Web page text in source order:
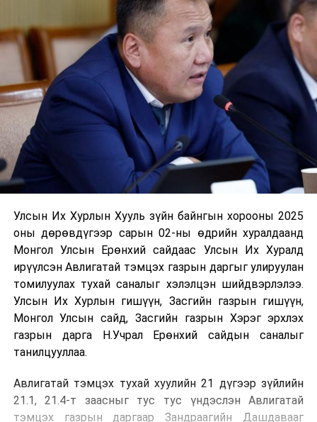
Улсын Их Хурлын Хууль зүйн байнгын хорооны 2025
оны дөрөвдүгээр сарын 02-ны өдрийн хуралдаанд
Монгол Улсын Ерөнхий сайдаас Улсын Их Хуралд
ирүүлсэн Авлигатай тэмцэх газрын даргыг улируулан
томилуулах тухай саналыг хэлэлцэн шийдвэрлэлээ.
Улсын Их Хурлын гишүүн, Засгийн газрын гишүүн,
Монгол Улсын сайд, Засгийн газрын Хэрэг эрхлэх
газрын дарга Н.Учрал Ерөнхий сайдын саналыг
танилцууллаа.
Авлигатай тэмцэх тухай хуулийн 21 дүгээр зүйлийн
21.1, 21.4-т заасныг тус тус үндэслэн Авлигатай
тэмцэх газрын даргаар Зандраагийн Дашдавааг